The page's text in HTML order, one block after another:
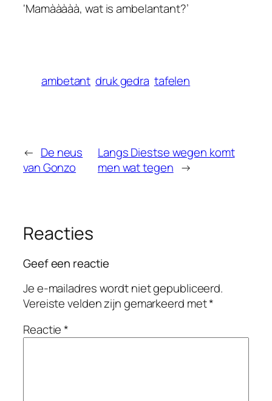
‘Mamààààà, wat is ambelantant?’
ambetant druk gedra tafelen
← De neus
van Gonzo
Langs Diestse wegen komt
men wat tegen →
Reacties
Geef een reactie
Je e-mailadres wordt niet gepubliceerd.
Vereiste velden zijn gemarkeerd met*
Reactie*